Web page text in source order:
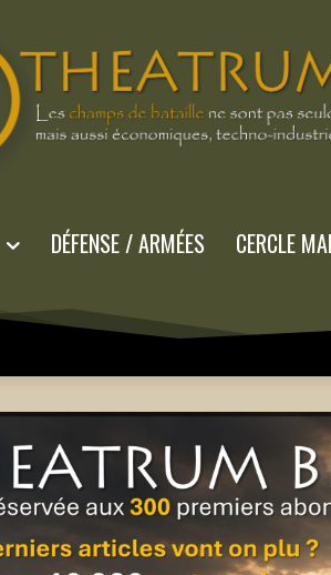
DÉFENSE / ARMÉES CERCLE